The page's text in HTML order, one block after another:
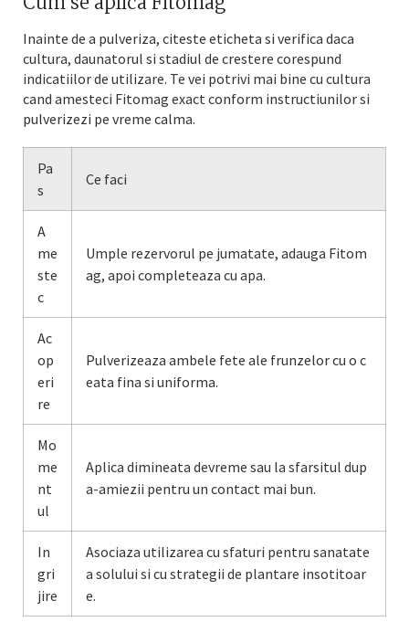
Inainte de a pulveriza, citeste eticheta si verifica daca
cultura, daunatorul si stadiul de crestere corespund
indicatiilor de utilizare. Te vei potrivi mai bine cu cultura
cand amesteci Fitomag exact conform instructiunilor si
pulverizezi pe vreme calma.
Pa
s
Ce faci
A
me
ste
c
Umple rezervorul pe jumatate, adauga Fitom
ag, apoi completeaza cu apa.
Ac
op
eri
re
Pulverizeaza ambele fete ale frunzelor cu o c
eata fina si uniforma.
Mo
me
nt
ul
Aplica dimineata devreme sau la sfarsitul dup
a-amiezii pentru un contact mai bun.
In
gri
jire
Asociaza utilizarea cu sfaturi pentru sanatate
a solului si cu strategii de plantare insotitoar
e.